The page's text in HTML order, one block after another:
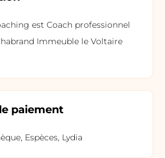
est Coach professionnel
Immeuble le Voltaire
paiement
Espèces, Lydia